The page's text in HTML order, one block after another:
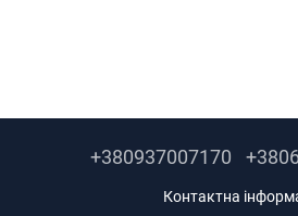
+380937007170
Контактна